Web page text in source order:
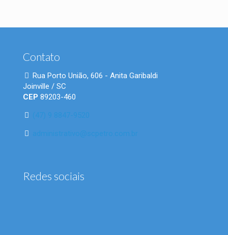
Contato
Rua Porto União, 606 - Anita Garibaldi
Joinville / SC
CEP 89203-460
(47) 9 8847-9520
administrativo@scpetro.com.br
Redes sociais